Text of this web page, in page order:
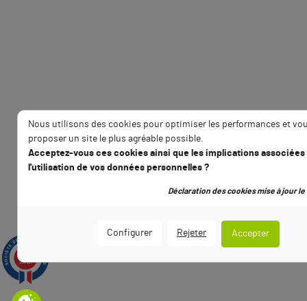
Nous utilisons des cookies pour optimiser les performances et
proposer un site le plus agréable possible.
Acceptez-vous ces cookies ainsi que les implications associées
l'utilisation de vos données personnelles ?
Configurer Rejeter Accepter
Déclaration des cookies mise à jour le
9.5
2794 avis